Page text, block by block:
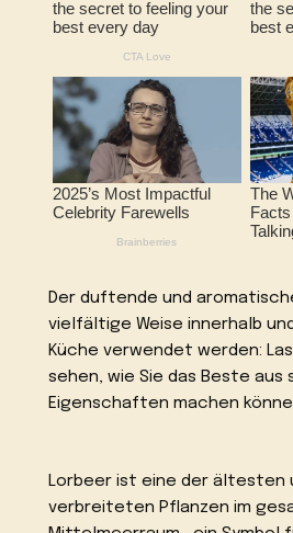
Der duftende und
vielfältige Weise innerhalb
Küche verwendet werden:
sehen, wie Sie das Beste aus
Eigenschaften machen
Lorbeer ist eine der ältesten
verbreiteten Pflanzen im